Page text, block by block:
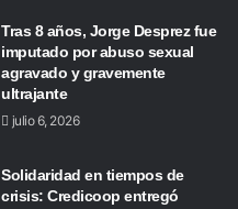
Tras 8 años, Jorge Desprez fue
imputado por abuso sexual
agravado y gravemente
ultrajante
julio 6, 2026
Solidaridad en tiempos de
crisis: Credicoop entregó